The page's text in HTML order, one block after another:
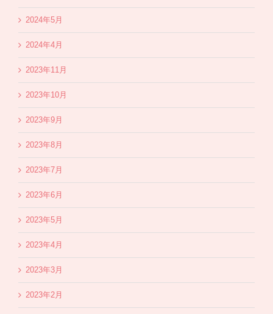
2024年5月
2024年4月
2023年11月
2023年10月
2023年9月
2023年8月
2023年7月
2023年6月
2023年5月
2023年4月
2023年3月
2023年2月